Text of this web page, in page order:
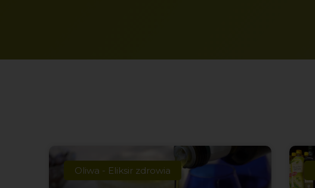
Oliwa - Eliksir zdrowia